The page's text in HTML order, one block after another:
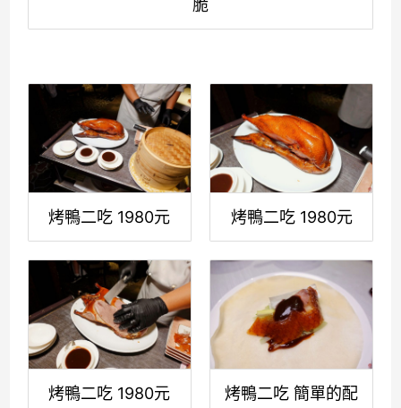
脆
烤鴨二吃 1980元 烤鴨二吃 1980元
烤鴨二吃 1980元
烤鴨二吃 簡單的配